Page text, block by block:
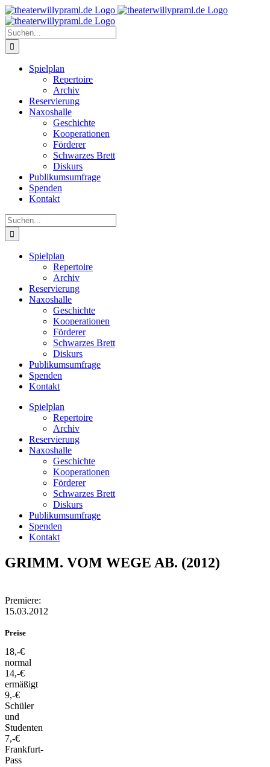
Zum
Inhalt
springen
Suche
nach:
Spielplan
Repertoire
Archiv
Reservierung
Naxoshalle
Geschichte
Kooperationen
Förderer
Schwarzes Brett
Diskurs
Publikumsumfrage
Spenden
Kontakt
Suche
nach:
Spielplan
Repertoire
Archiv
Reservierung
Naxoshalle
Geschichte
Kooperationen
Förderer
Schwarzes Brett
Diskurs
Publikumsumfrage
Spenden
Kontakt
Spielplan
Repertoire
Archiv
Reservierung
Naxoshalle
Geschichte
Kooperationen
Förderer
Schwarzes Brett
Diskurs
Publikumsumfrage
Spenden
Kontakt
GRIMM. VOM WEGE AB. (2012)
Premiere:
15.03.2012
Preise
18,-€
normal
14,-€
ermäßigt
9,-€
Schüler
und
Studenten
7,-€
Frankfurt-
Pass